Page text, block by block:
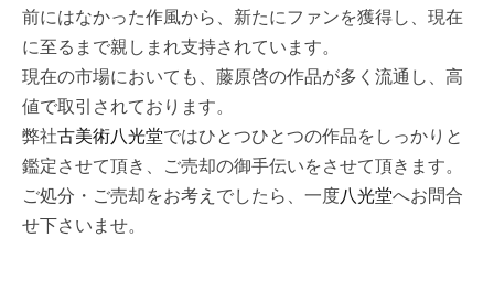
前にはなかった作風から、新たにファンを獲得し、現在
に至るまで親しまれ支持されています。
現在の市場においても、藤原啓の作品が多く流通し、高
値で取引されております。
弊社古美術八光堂ではひとつひとつの作品をしっかりと
鑑定させて頂き、ご売却の御手伝いをさせて頂きます。
ご処分・ご売却をお考えでしたら、一度八光堂へお問合
せ下さいませ。